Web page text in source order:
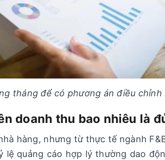
tháng để có phương án điều
doanh thu bao nhiêu là
hàng, nhưng từ thực tế ngành
lệ quảng cáo hợp lý thường dao